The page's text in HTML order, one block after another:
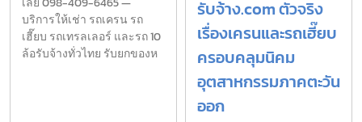
บริการให้เช่า รถเครน รถ
เฮี๊ยบ รถเทรลเลอร์ และรถ 10
ล้อรับจ้างทั่วไทย รับยกของห
รับจ้าง.com ตัวจริง
เรื่องเครนและรถเฮี๊ยบ
ครอบคลุมนิคม
อุตสาหกรรมภาคตะวัน
ออก